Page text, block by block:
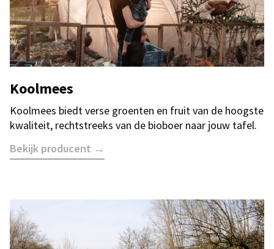
Koolmees
Koolmees biedt verse groenten en fruit van de hoogste
kwaliteit, rechtstreeks van de bioboer naar jouw tafel.
Bekijk producent →